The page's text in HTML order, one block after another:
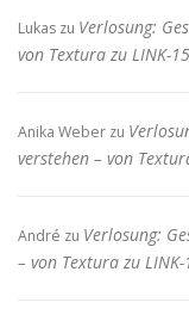
Lukas zu Verlosung:
von Textura zu LINK-15
Anika Weber zu
verstehen – von
André zu Verlosung:
– von Textura zu LINK-